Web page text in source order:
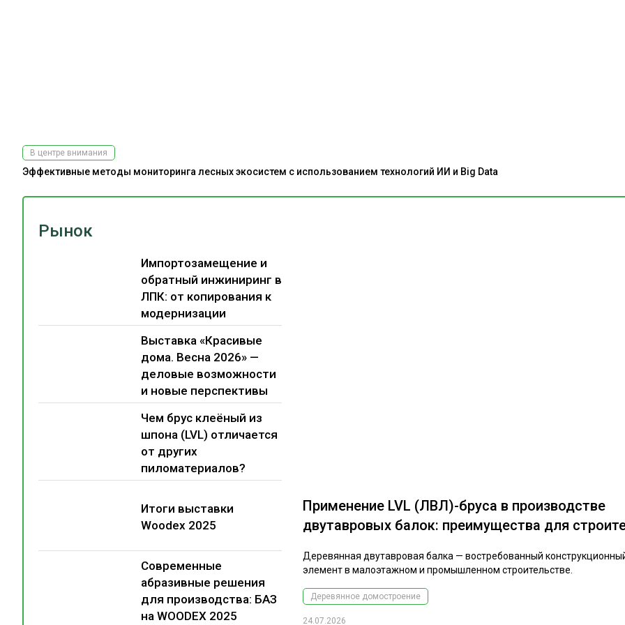
Рынок
Импортозамещение и
обратный инжиниринг в
ЛПК: от копирования к
модернизации
Выставка «Красивые
дома. Весна 2026» —
деловые возможности
и новые перспективы
Чем брус клеёный из
шпона (LVL) отличается
от других
пиломатериалов?
Итоги выставки
Woodex 2025
Современные
абразивные решения
для производства: БАЗ
на WOODEX 2025
Применение LVL (ЛВЛ)-бруса в производстве
двутавровых балок: преимущества для
Деревянная двутавровая балка — востребованный
элемент в малоэтажном и промышленном строительстве.
Деревянное домостроение
24.07.2026
В центре внимания
Эффективные методы мониторинга лесных экосистем с использованием технологий ИИ и Big Data